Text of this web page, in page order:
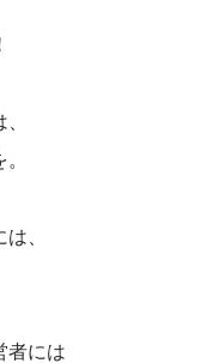
、
者には